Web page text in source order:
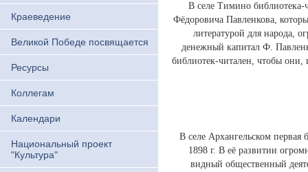
Краеведение
Великой Победе посвящается
Ресурсы
Коллегам
Календари
Национальный проект
"Культура"
В селе Тимино библиотека-
Фёдоровича Павленкова,
литературой для народа,
денежный капитал Ф.
библиотек-читален, чтобы они,
В селе Архангельском первая
1898 г. В её развитии
видный общественный